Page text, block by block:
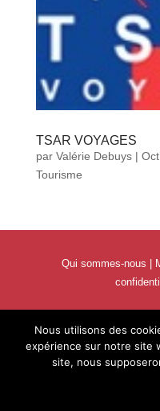
TSAR VOYAGES
par Valérie Debuys|
Tourisme
Qui sommes-nous |
Nous utilisons des
expérience sur notre site
site, nous